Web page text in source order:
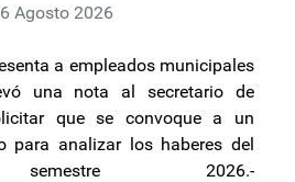
Agosto 2026
a empleados municipales
una nota al secretario de
que se convoque a un
para analizar los haberes del
2026.-